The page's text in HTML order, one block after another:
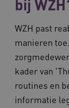
bij
WZH past
manieren
kader van
routines en
informatie